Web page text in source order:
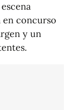
concurso
y un